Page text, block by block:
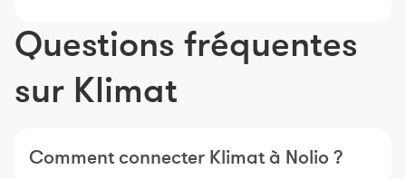
Questions fréquentes
sur Klimat
Comment connecter Klimat à Nolio ?